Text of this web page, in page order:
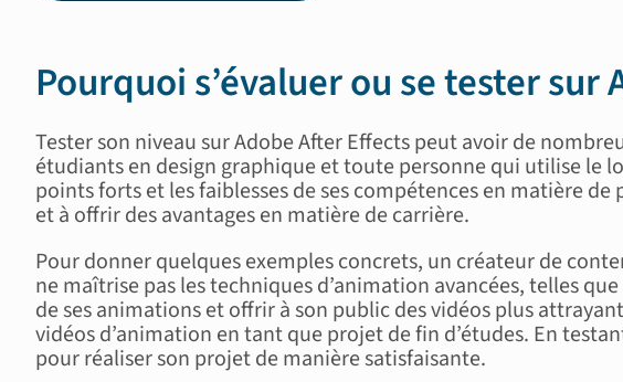
Pourquoi s’évaluer ou se tester sur
Tester son niveau sur Adobe After Effects peut avoir de
étudiants en design graphique et toute personne qui utilise le
points forts et les faiblesses de ses compétences en matière
et à offrir des avantages en matière de carrière.
Pour donner quelques exemples concrets, un créateur de
ne maîtrise pas les techniques d’animation avancées, telles
de ses animations et offrir à son public des vidéos plus
vidéos d’animation en tant que projet de fin d’études. En
pour réaliser son projet de manière satisfaisante.